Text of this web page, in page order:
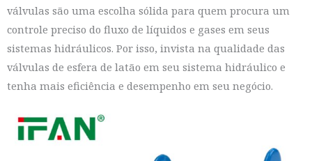
válvulas são uma escolha sólida para quem procura um
controle preciso do fluxo de líquidos e gases em seus
sistemas hidráulicos. Por isso, invista na qualidade das
válvulas de esfera de latão em seu sistema hidráulico e
tenha mais eficiência e desempenho em seu negócio.